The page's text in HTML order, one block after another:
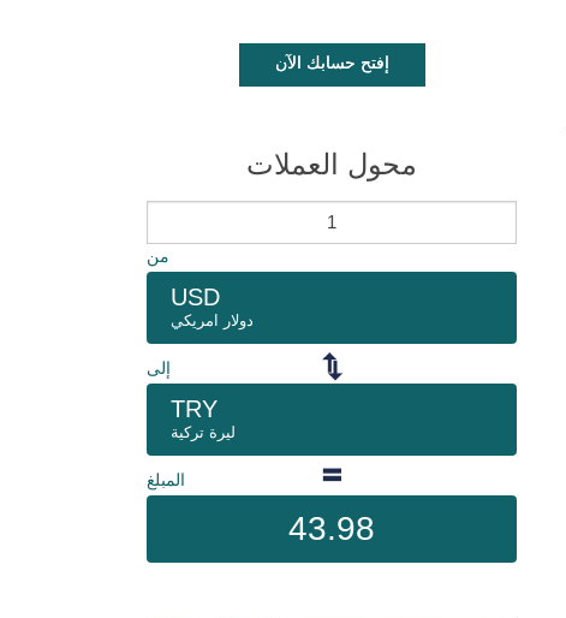
إفتح حسابك الآن
محول العملات
من
USD
دولار امريكي
إلى
TRY
ليرة تركية
المبلغ
43.98